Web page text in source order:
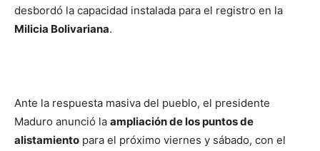
desbordó la capacidad instalada para el registro en la
Milicia Bolivariana.
Ante la respuesta masiva del pueblo, el presidente
Maduro anunció la ampliación de los puntos de
alistamiento para el próximo viernes y sábado, con el